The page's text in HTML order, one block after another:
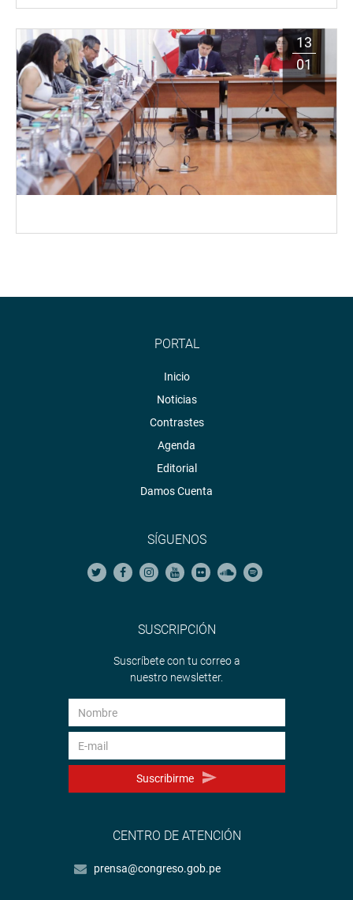
13
01
PORTAL
Inicio
Noticias
Contrastes
Agenda
Editorial
Damos Cuenta
SÍGUENOS
SUSCRIPCIÓN
Suscríbete con tu correo a
nuestro newsletter.
Suscribirme
CENTRO DE ATENCIÓN
prensa@congreso.gob.pe